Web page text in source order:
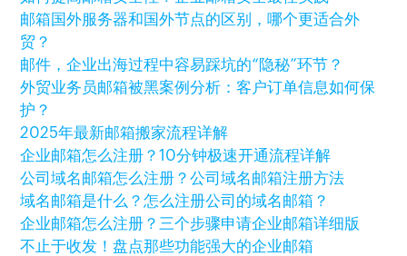
邮箱国外服务器和国外节点的区别，哪个更适合外
贸？
邮件，企业出海过程中容易踩坑的“隐秘”环节？
外贸业务员邮箱被黑案例分析：客户订单信息如何保
护？
2025年最新邮箱搬家流程详解
企业邮箱怎么注册？10分钟极速开通流程详解
公司域名邮箱怎么注册？公司域名邮箱注册方法
域名邮箱是什么？怎么注册公司的域名邮箱？
企业邮箱怎么注册？三个步骤申请企业邮箱详细版
不止于收发！盘点那些功能强大的企业邮箱